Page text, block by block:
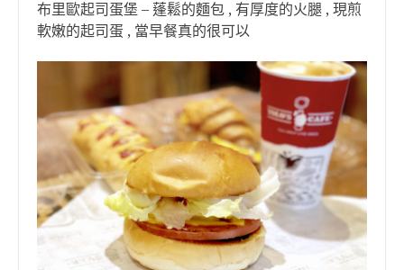
布里歐起司蛋堡 – 蓬鬆的麵包 , 有厚度的火腿 , 現煎
軟嫩的起司蛋 , 當早餐真的很可以